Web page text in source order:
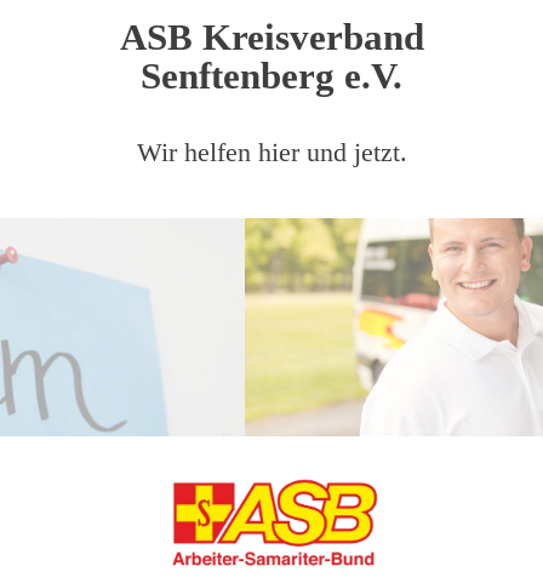
ASB Kreisverband
Senftenberg e.V.
Wir helfen hier und jetzt.